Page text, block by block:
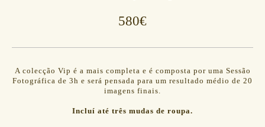
580€
A colecção Vip é a mais completa e é composta por uma Sessão
Fotográfica de 3h e será pensada para um resultado médio de 20
imagens finais.
Incluí até três mudas de roupa.